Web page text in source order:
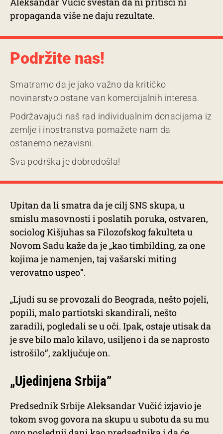
propaganda više ne daju rezultate.
Podržite nas!
Smatramo da je jako važno da kritičko
novinarstvo ostane van komercijalnih interesa.
Podržavajući naš rad individualnim donacijama iz
zemlje i inostranstva pomažete nam da
ostanemo nezavisni.
Sva podrška je dobrodošla!
Upitan da li smatra da je cilj SNS skupa, u
smislu masovnosti i poslatih poruka, ostvaren,
sociolog Kišjuhas sa Filozofskog fakulteta u
Novom Sadu kaže da je „kao timbilding, za one
kojima je namenjen, taj vašarski miting
verovatno uspeo”.
„Ljudi su se provozali do Beograda, nešto pojeli,
popili, malo partiotski skandirali, nešto
zaradili, pogledali se u oči. Ipak, ostaje utisak da
je sve bilo malo kilavo, usiljeno i da se naprosto
istrošilo”, zaključuje on.
„Ujedinjena Srbija”
Predsednik Srbije Aleksandar Vučić izjavio je
tokom svog govora na skupu u subotu da su mu